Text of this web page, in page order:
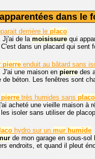
dans le
derrière le placo
Jj'ai de la moisissure qui
C'est dans un placard qui sent
pierre enduit au bâtard sans
J'ai une maison en pierre des
de béton. Les fenêtres sont
pierre très humides sans placo
acheté une vieille maison à
isoler sans utiliser de
hydro sur un mur humide
de mon garage en sous-sol
endroits, et quand il pleut